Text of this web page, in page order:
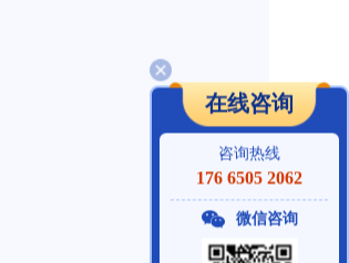
在线咨询
咨询热线
176 6505 2062
微信咨询